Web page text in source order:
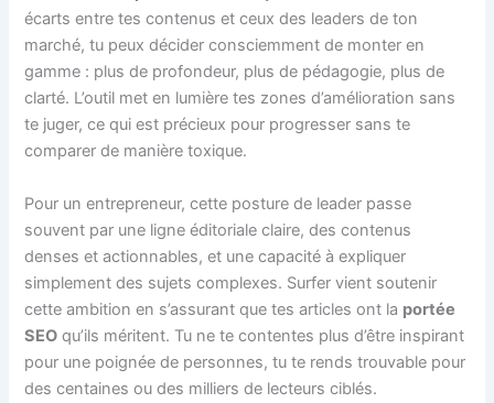
écarts entre tes contenus et ceux des leaders de ton
marché, tu peux décider consciemment de monter en
gamme : plus de profondeur, plus de pédagogie, plus de
clarté. L’outil met en lumière tes zones d’amélioration sans
te juger, ce qui est précieux pour progresser sans te
comparer de manière toxique.
Pour un entrepreneur, cette posture de leader passe
souvent par une ligne éditoriale claire, des contenus
denses et actionnables, et une capacité à expliquer
simplement des sujets complexes. Surfer vient soutenir
cette ambition en s’assurant que tes articles ont la portée
SEO qu’ils méritent. Tu ne te contentes plus d’être inspirant
pour une poignée de personnes, tu te rends trouvable pour
des centaines ou des milliers de lecteurs ciblés.